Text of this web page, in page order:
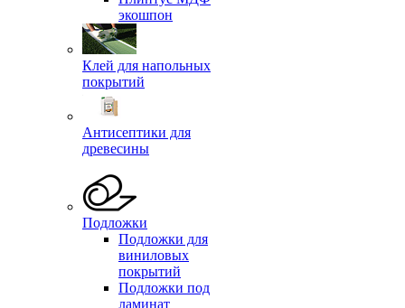
экошпон
Клей для напольных
покрытий
Антисептики для
древесины
Подложки
Подложки для
виниловых
покрытий
Подложки под
ламинат